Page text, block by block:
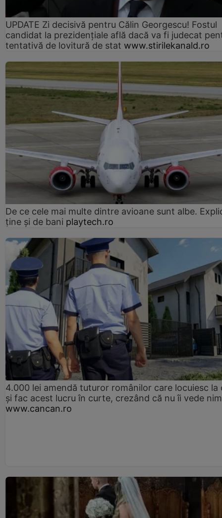
UPDATE Zi decisivă pentru Călin Georgescu! Fostul
candidat la prezidențiale află dacă va fi judecat
tentativă de lovitură de stat www.stirilekanald.ro
De ce cele mai multe dintre avioane sunt albe.
ține și de bani playtech.ro
4.000 lei amendă tuturor românilor care locuiesc la
și fac acest lucru în curte, crezând că nu îi vede
www.cancan.ro